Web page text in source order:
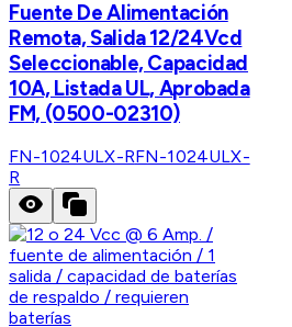
Fuente De Alimentación
Remota, Salida 12/24Vcd
Seleccionable, Capacidad
10A, Listada UL, Aprobada
FM, (0500-02310)
FN-1024ULX-RFN-1024ULX-
R